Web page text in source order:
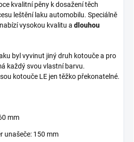
kvalitní pěny k dosažení těch
leštění laku automobilu. Speciálně
vysokou kvalitu a dlouhou
byl vyvinut jiný druh kotouče a pro
každý svou vlastní barvu.
kotouče LE jen těžko překonatelné.
mm
unašeče: 150 mm